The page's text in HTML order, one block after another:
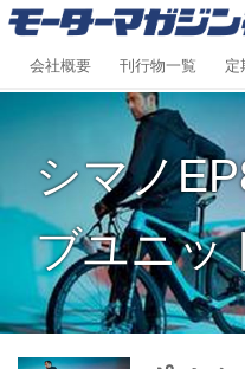
会社概要 刊行物一覧 定
シマノ
ブユニッ